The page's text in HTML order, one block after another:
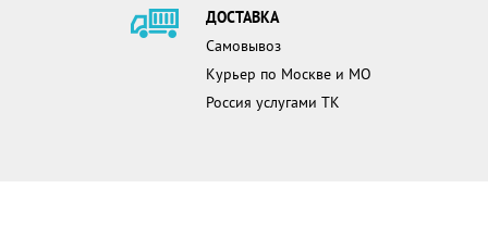
ДОСТАВКА
Самовывоз
Курьер по Москве и МО
Россия услугами ТК